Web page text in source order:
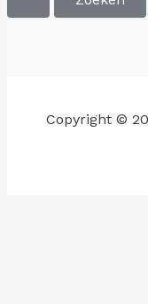
Copyright ©